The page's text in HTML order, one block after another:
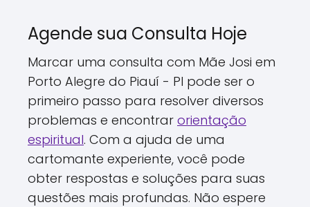
Agende sua Consulta Hoje
Marcar uma consulta com Mãe Josi em
Porto Alegre do Piauí - PI pode ser o
primeiro passo para resolver diversos
problemas e encontrar orientação
espiritual. Com a ajuda de uma
cartomante experiente, você pode
obter respostas e soluções para suas
questões mais profundas. Não espere